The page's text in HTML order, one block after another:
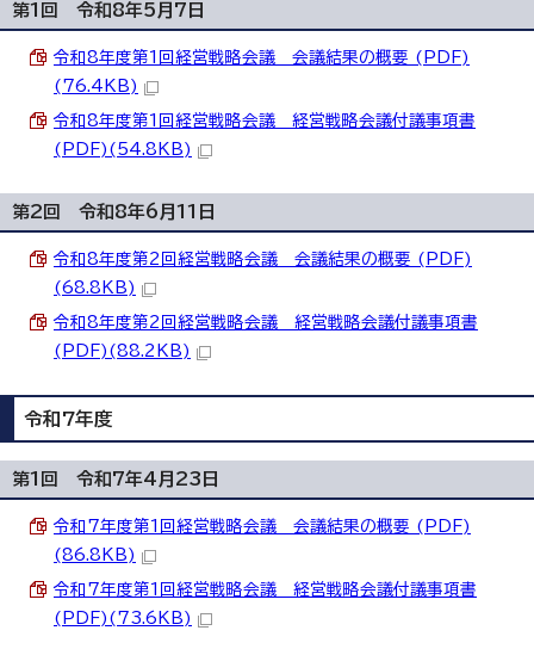
第1回 令和8年5月7日
令和8年度第1回経営戦略会議 会議結果の概要 (PDF)
(76.4KB)
令和8年度第1回経営戦略会議 経営戦略会議付議事項書
(PDF)(54.8KB)
第2回 令和8年6月11日
令和8年度第2回経営戦略会議 会議結果の概要 (PDF)
(68.8KB)
令和8年度第2回経営戦略会議 経営戦略会議付議事項書
(PDF)(88.2KB)
令和7年度
第1回 令和7年4月23日
令和7年度第1回経営戦略会議 会議結果の概要 (PDF)
(86.8KB)
令和7年度第1回経営戦略会議 経営戦略会議付議事項書
(PDF)(73.6KB)